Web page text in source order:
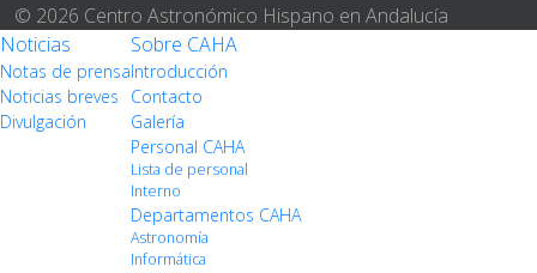
© 2026 Centro Astronómico Hispano en Andalucía
Noticias
Notas de prensa
Noticias breves
Divulgación
Sobre CAHA
Introducción
Contacto
Galería
Personal CAHA
Lista de personal
Interno
Departamentos CAHA
Astronomía
Informática